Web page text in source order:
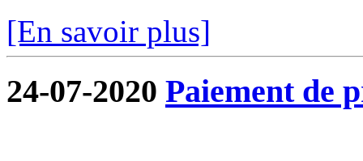
[En savoir plus]
24-07-2020 Paiement de